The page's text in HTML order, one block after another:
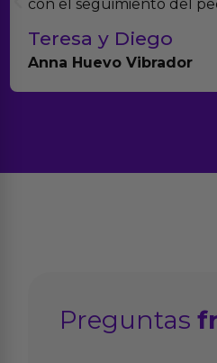
productos.
Paula A.
Brightpurple Vibrador y
Preguntas